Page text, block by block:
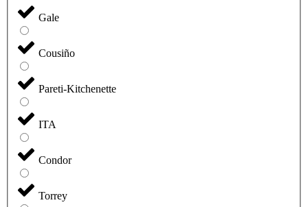
Gale
Cousiño
Pareti-Kitchenette
ITA
Condor
Torrey